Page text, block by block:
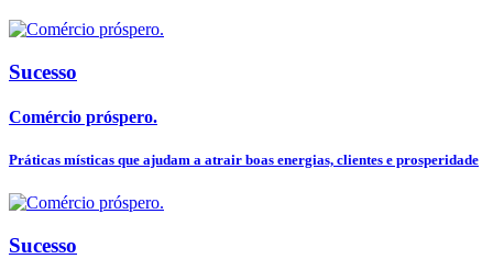
Sucesso
Comércio próspero.
Práticas místicas que ajudam a atrair boas energias, clientes e prosperidade
Sucesso